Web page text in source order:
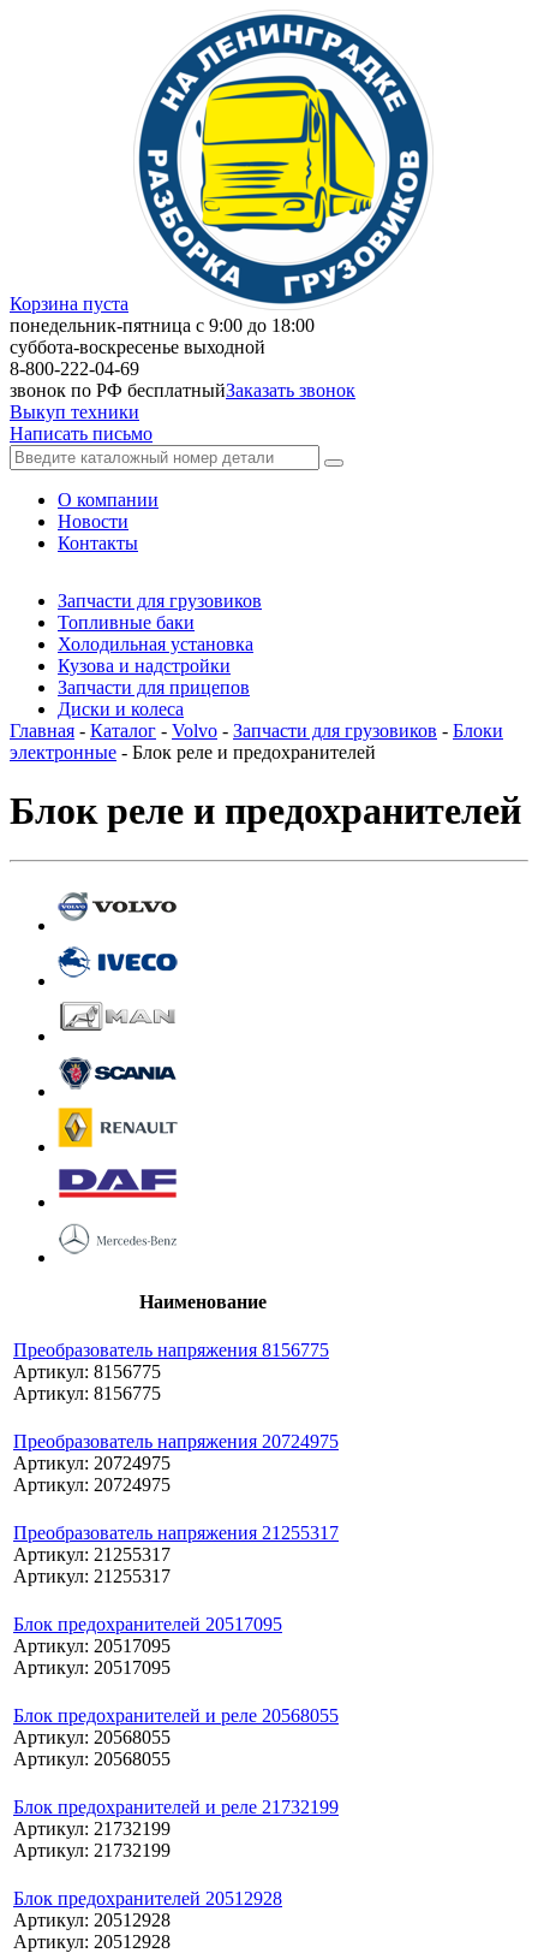
Корзина пуста
понедельник-пятница с 9:00 до 18:00
суббота-воскресенье выходной
8-800-222-04-69
звонок по РФ бесплатныйЗаказать звонок
Выкуп техники
Написать письмо
О компании
Новости
Контакты
Запчасти для грузовиков
Топливные баки
Холодильная установка
Кузова и надстройки
Запчасти для прицепов
Диски и колеса
Главная - Каталог - Volvo - Запчасти для грузовиков - Блоки
электронные - Блок реле и предохранителей
Блок реле и предохранителей
Наименование
Преобразователь напряжения 8156775
Артикул: 8156775
Артикул: 8156775
Преобразователь напряжения 20724975
Артикул: 20724975
Артикул: 20724975
Преобразователь напряжения 21255317
Артикул: 21255317
Артикул: 21255317
Блок предохранителей 20517095
Артикул: 20517095
Артикул: 20517095
Блок предохранителей и реле 20568055
Артикул: 20568055
Артикул: 20568055
Блок предохранителей и реле 21732199
Артикул: 21732199
Артикул: 21732199
Блок предохранителей 20512928
Артикул: 20512928
Артикул: 20512928